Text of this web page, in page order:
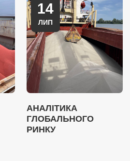
14
ЛИП
АНАЛІТИКА
ГЛОБАЛЬНОГО
РИНКУ